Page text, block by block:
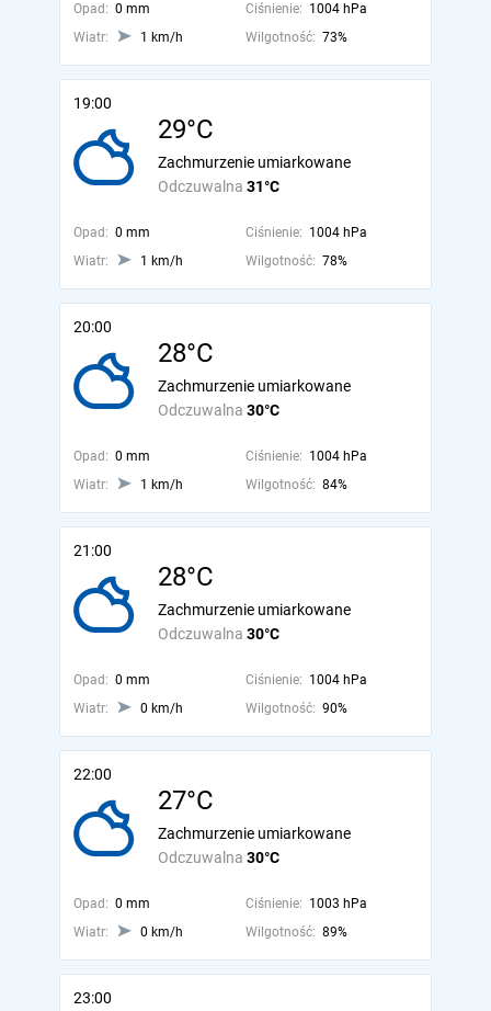
Opad: 0 mm Ciśnienie: 1004 hPa
Wiatr:
1 km/h Wilgotność: 73%
19:00
29°C
Odczuwalna 31°C
Zachmurzenie umiarkowane
Opad: 0 mm Ciśnienie: 1004 hPa
Wiatr:
1 km/h Wilgotność: 78%
20:00
28°C
Odczuwalna 30°C
Zachmurzenie umiarkowane
Opad: 0 mm Ciśnienie: 1004 hPa
Wiatr:
1 km/h Wilgotność: 84%
21:00
28°C
Odczuwalna 30°C
Zachmurzenie umiarkowane
Opad: 0 mm Ciśnienie: 1004 hPa
Wiatr:
0 km/h Wilgotność: 90%
22:00
27°C
Odczuwalna 30°C
Zachmurzenie umiarkowane
Opad: 0 mm Ciśnienie: 1003 hPa
Wiatr:
0 km/h Wilgotność: 89%
23:00